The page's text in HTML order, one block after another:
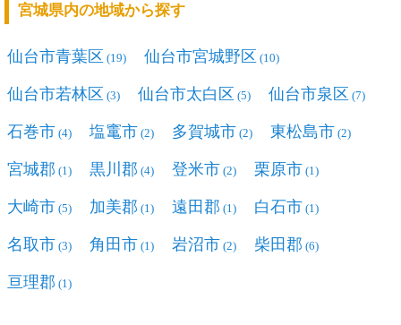
宮城県内の地域から探す
仙台市青葉区 (19) 仙台市宮城野区 (10)
仙台市若林区 (3) 仙台市太白区 (5) 仙台市泉区 (7)
石巻市 (4) 塩竃市 (2) 多賀城市 (2) 東松島市 (2)
宮城郡 (1) 黒川郡 (4) 登米市 (2) 栗原市 (1)
大崎市 (5) 加美郡 (1) 遠田郡 (1) 白石市 (1)
名取市 (3) 角田市 (1) 岩沼市 (2) 柴田郡 (6)
亘理郡 (1)